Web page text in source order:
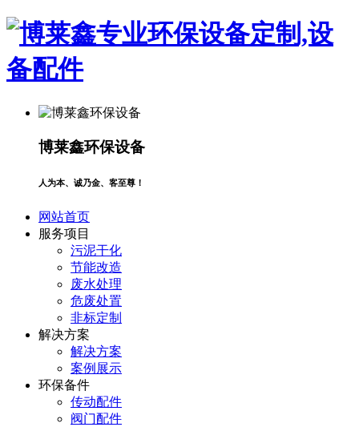
博莱鑫环保设备
人为本、诚乃金、客至尊！
网站首页
服务项目
污泥干化
节能改造
废水处理
危废处置
非标定制
解决方案
解决方案
案例展示
环保备件
传动配件
阀门配件